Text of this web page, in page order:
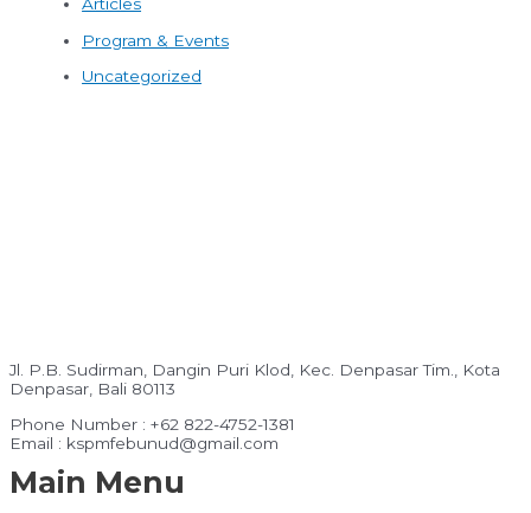
Articles
Program & Events
Uncategorized
Jl. P.B. Sudirman, Dangin Puri Klod, Kec. Denpasar Tim., Kota
Denpasar, Bali 80113
Phone Number : +62 822-4752-1381
Email : kspmfebunud@gmail.com
Main Menu